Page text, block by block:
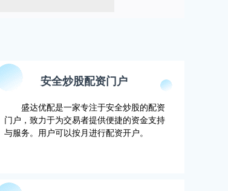
安全炒股配资门户
盛达优配是一家专注于安全炒股的配资
门户，致力于为交易者提供便捷的资金支持
与服务。用户可以按月进行配资开户。